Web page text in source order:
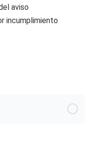
aviso
incumplimiento